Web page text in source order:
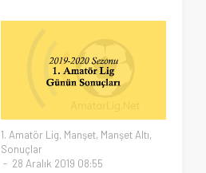
1. Amatör Lig, Manşet, Manşet Altı,
Sonuçlar
28 Aralık 2019 08:55